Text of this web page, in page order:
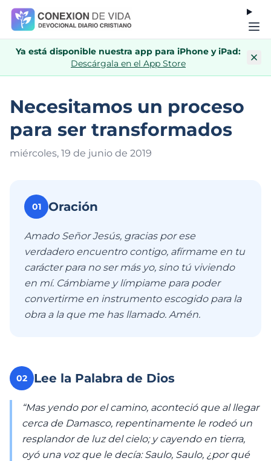
Ya está disponible nuestra app para iPhone y iPad:
Descárgala en el App Store
Necesitamos un proceso
para ser transformados
miércoles, 19 de junio de 2019
01 Oración
Amado Señor Jesús, gracias por ese
verdadero encuentro contigo, afírmame en tu
carácter para no ser más yo, sino tú viviendo
en mí. Cámbiame y límpiame para poder
convertirme en instrumento escogido para la
obra a la que me has llamado. Amén.
02 Lee la Palabra de Dios
“Mas yendo por el camino, aconteció que al llegar
cerca de Damasco, repentinamente le rodeó un
resplandor de luz del cielo; y cayendo en tierra,
oyó una voz que le decía: Saulo, Saulo, ¿por qué